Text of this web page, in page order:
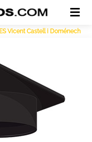
IES Vicent Castell i Doménech